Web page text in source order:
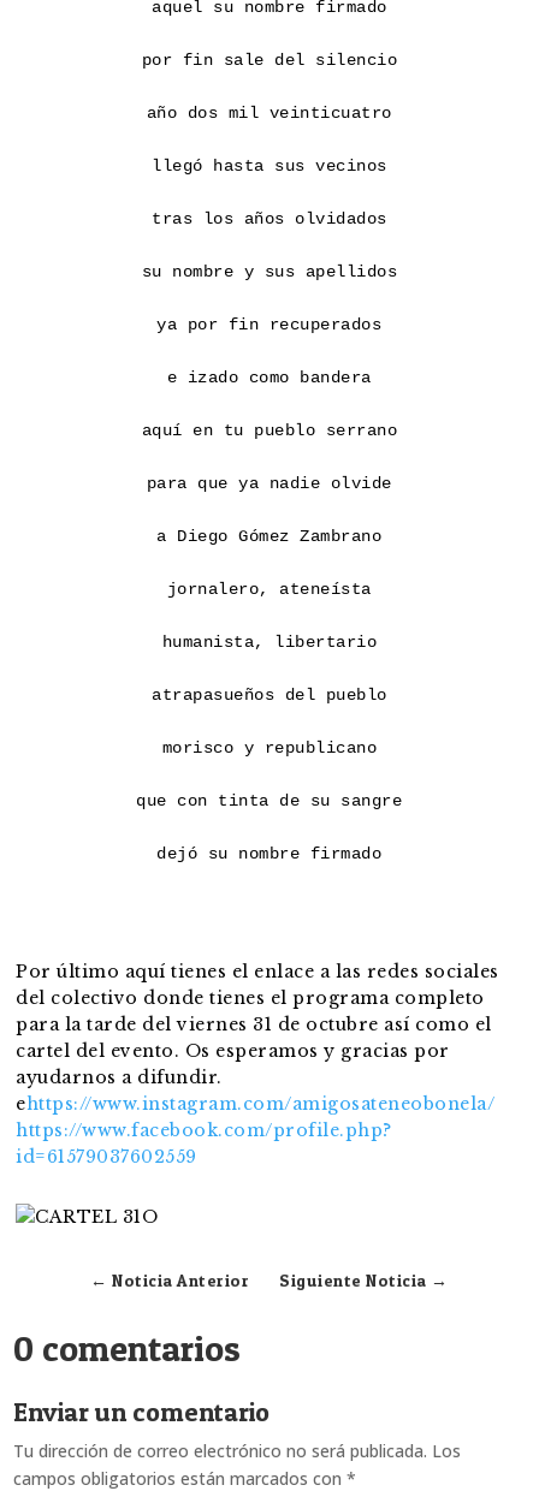
aquel su nombre firmado
por fin sale del silencio
año dos mil veinticuatro
llegó hasta sus vecinos
tras los años olvidados
su nombre y sus apellidos
ya por fin recuperados
e izado como bandera
aquí en tu pueblo serrano
para que ya nadie olvide
a Diego Gómez Zambrano
jornalero, ateneísta
humanista, libertario
atrapasueños del pueblo
morisco y republicano
que con tinta de su sangre
dejó su nombre firmado
Por último aquí tienes el enlace a las redes sociales
del colectivo donde tienes el programa completo
para la tarde del viernes 31 de octubre así como el
cartel del evento. Os esperamos y gracias por
ayudarnos a difundir.
ehttps://www.instagram.com/amigosateneobonela/
https://www.facebook.com/profile.php?
id=61579037602559
←Noticia Anterior Siguiente Noticia →
0 comentarios
Enviar un comentario
Tu dirección de correo electrónico no será publicada. Los
campos obligatorios están marcados con*